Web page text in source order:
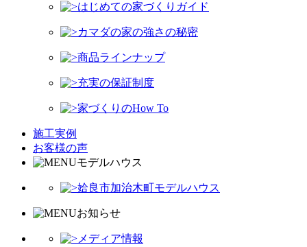
はじめての家づくりガイド
カマダの家の強さの秘密
商品ラインナップ
充実の保証制度
家づくりのHow To
施工実例
お客様の声
モデルハウス
姶良市加治木町モデルハウス
お知らせ
メディア情報